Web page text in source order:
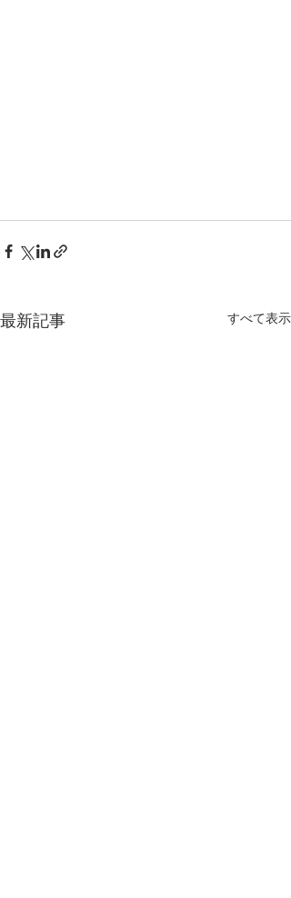
最新記事 すべて表示